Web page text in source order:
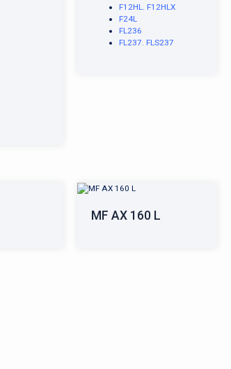
F12HL. F12HLX
F24L
FL236
FL237. FLS237
MF AX 160 L